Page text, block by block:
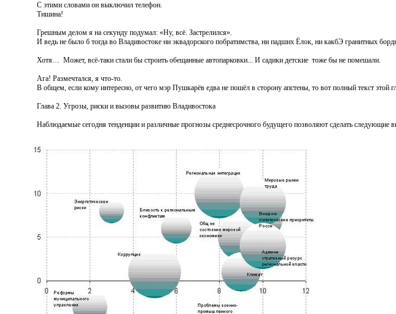
С этими словами он выключил телефон.
Тишина!
Грешным делом я на секунду подумал: «Ну, всё. Застрелился».
И ведь не было б тогда во Владивостоке ни эквадорского побратимства, ни падших Ёлок, ни какбЭ гранитных
Хотя… Может, всё-таки стали бы строить обещанные автопарковки... И садики детские тоже бы не помешали.
Ага! Размечтался, я что-то.
В общем, если кому интересно, от чего мэр Пушкарёв едва не пошёл в сторону апстены, то вот полный текст этой
Глава 2. Угрозы, риски и вызовы развитию Владивостока
Наблюдаемые сегодня тенденции и различные прогнозы среднесрочного будущего позволяют сделать следующие